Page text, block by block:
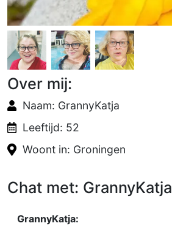
Over mij:
Naam: GrannyKatja
Leeftijd: 52
Woont in: Groningen
Chat met: GrannyKatja
GrannyKatja: